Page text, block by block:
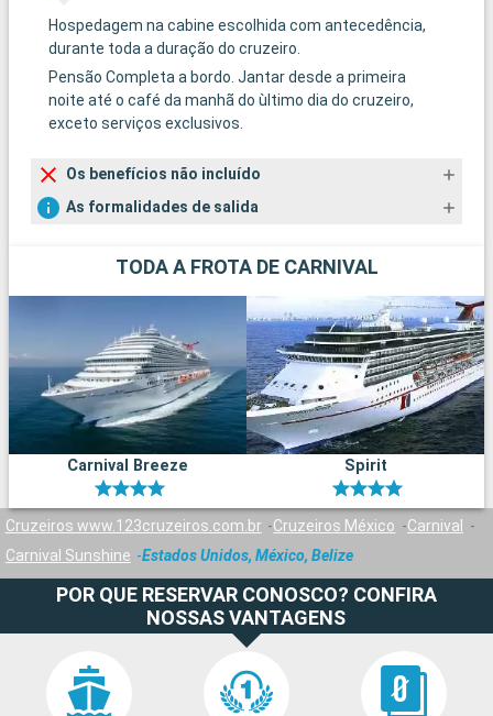
Hospedagem na cabine escolhida com antecedência,
durante toda a duração do cruzeiro.
Pensão Completa a bordo. Jantar desde a primeira
noite até o café da manhã do ùltimo dia do cruzeiro,
exceto serviços exclusivos.
Os benefícios não incluído
As formalidades de salida
TODA A FROTA DE CARNIVAL
Carnival Breeze Spirit
Cruzeiros www.123cruzeiros.com.br Cruzeiros México
Carnival
Carnival Sunshine
Estados Unidos, México, Belize
POR QUE RESERVAR CONOSCO? CONFIRA
NOSSAS VANTAGENS